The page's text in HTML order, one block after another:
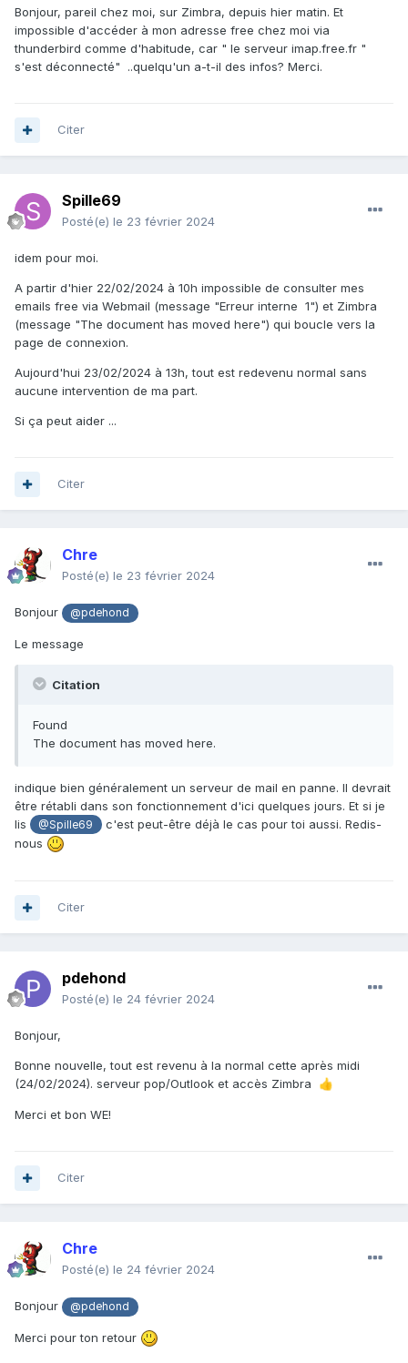
Bonjour, pareil chez moi, sur Zimbra, depuis hier matin. Et
impossible d'accéder à mon adresse free chez moi via
thunderbird comme d'habitude, car " le serveur imap.free.fr "
s'est déconnecté" ..quelqu'un a-t-il des infos? Merci.
Citer
Spille69
Posté(e) le 23 février 2024
idem pour moi.
A partir d'hier 22/02/2024 à 10h impossible de consulter mes
emails free via Webmail (message "Erreur interne 1") et Zimbra
(message "The document has moved here") qui boucle vers la
page de connexion.
Aujourd'hui 23/02/2024 à 13h, tout est redevenu normal sans
aucune intervention de ma part.
Si ça peut aider ...
Citer
Chre
Posté(e) le 23 février 2024
Bonjour @pdehond
Le message
Citation
Found
The document has moved here.
indique bien généralement un serveur de mail en panne. Il devrait
être rétabli dans son fonctionnement d'ici quelques jours. Et si je
lis
@Spille69
c'est peut-être déjà le cas pour toi aussi. Redis-
nous
Citer
pdehond
Posté(e) le 24 février 2024
Bonjour,
Bonne nouvelle, tout est revenu à la normal cette après midi
(24/02/2024). serveur pop/Outlook et accès Zimbra 👍
Merci et bon WE!
Citer
Chre
Posté(e) le 24 février 2024
Bonjour @pdehond
Merci pour ton retour